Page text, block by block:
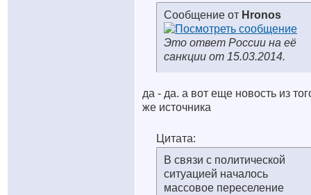
Сообщение от Hronos
Это ответ России на её
санкции от 15.03.2014.
да - да. а вот еще новость из
же источника
Цитата:
В связи с политической
ситуацией началось
массовое переселение